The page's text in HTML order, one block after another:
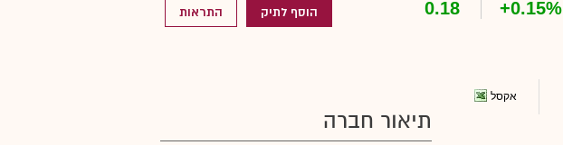
+0.15%
0.18 הוסף לתיק התראות
אקסל
תיאור חברה